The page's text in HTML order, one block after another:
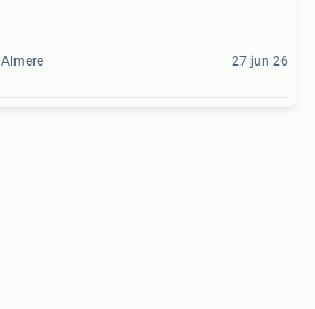
Almere 27 jun 26